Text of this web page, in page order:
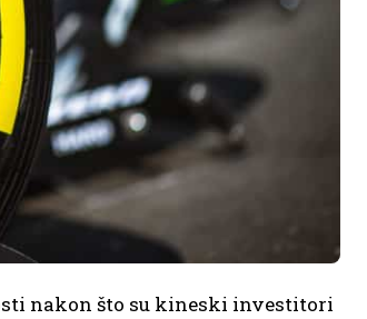
nakon što su kineski investitori